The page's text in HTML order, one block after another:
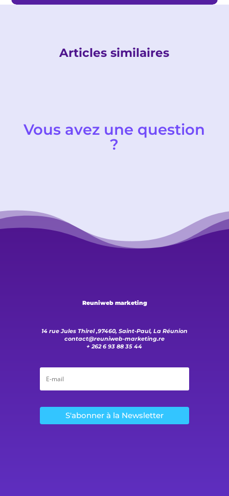
Articles similaires
Vous avez une question
?
Reuniweb marketing
14 rue Jules Thirel ,97460, Saint-Paul, La Réunion
contact@reuniweb-marketing.re
+ 262 6 93 88 35 44
S'abonner à la Newsletter